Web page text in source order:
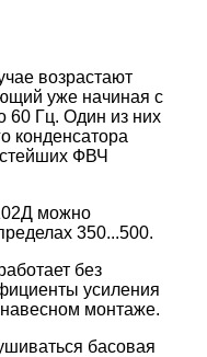
возрастают
уже начиная с
60 Гц. Один из них
конденсатора
ФВЧ
можно
350...500.
без
усиления
монтаже.
басовая